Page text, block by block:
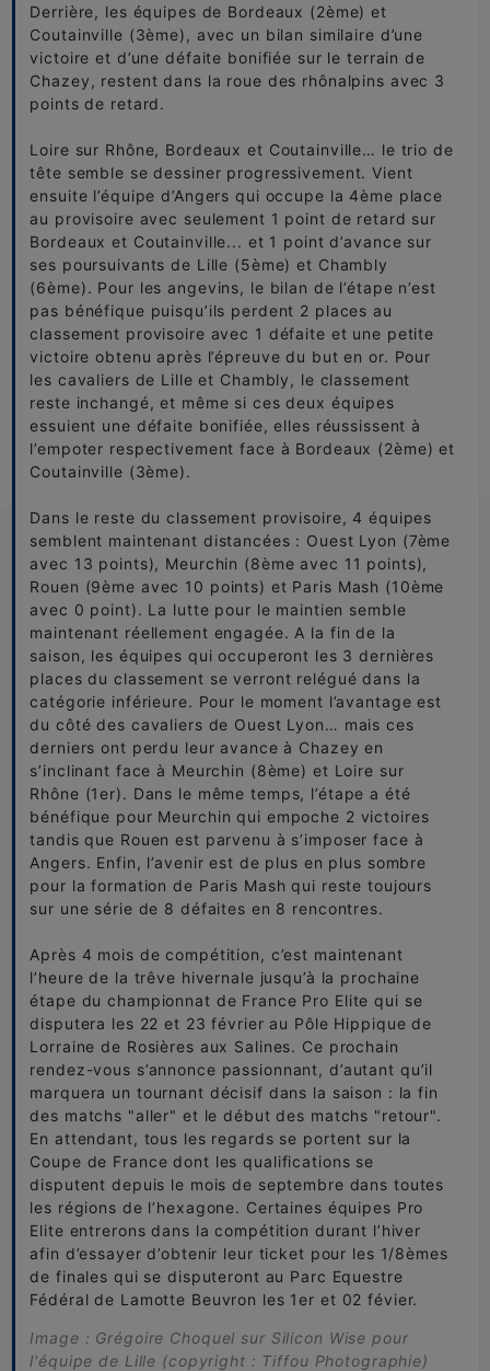
Derrière, les équipes de Bordeaux (2ème) et
Coutainville (3ème), avec un bilan similaire d’une
victoire et d’une défaite bonifiée sur le terrain de
Chazey, restent dans la roue des rhônalpins avec 3
points de retard.
Loire sur Rhône, Bordeaux et Coutainville… le trio de
tête semble se dessiner progressivement. Vient
ensuite l’équipe d’Angers qui occupe la 4ème place
au provisoire avec seulement 1 point de retard sur
Bordeaux et Coutainville... et 1 point d’avance sur
ses poursuivants de Lille (5ème) et Chambly
(6ème). Pour les angevins, le bilan de l’étape n’est
pas bénéfique puisqu’ils perdent 2 places au
classement provisoire avec 1 défaite et une petite
victoire obtenu après l’épreuve du but en or. Pour
les cavaliers de Lille et Chambly, le classement
reste inchangé, et même si ces deux équipes
essuient une défaite bonifiée, elles réussissent à
l’empoter respectivement face à Bordeaux (2ème) et
Coutainville (3ème).
Dans le reste du classement provisoire, 4 équipes
semblent maintenant distancées : Ouest Lyon (7ème
avec 13 points), Meurchin (8ème avec 11 points),
Rouen (9ème avec 10 points) et Paris Mash (10ème
avec 0 point). La lutte pour le maintien semble
maintenant réellement engagée. A la fin de la
saison, les équipes qui occuperont les 3 dernières
places du classement se verront relégué dans la
catégorie inférieure. Pour le moment l’avantage est
du côté des cavaliers de Ouest Lyon… mais ces
derniers ont perdu leur avance à Chazey en
s’inclinant face à Meurchin (8ème) et Loire sur
Rhône (1er). Dans le même temps, l’étape a été
bénéfique pour Meurchin qui empoche 2 victoires
tandis que Rouen est parvenu à s’imposer face à
Angers. Enfin, l’avenir est de plus en plus sombre
pour la formation de Paris Mash qui reste toujours
sur une série de 8 défaites en 8 rencontres.
Après 4 mois de compétition, c’est maintenant
l’heure de la trêve hivernale jusqu’à la prochaine
étape du championnat de France Pro Elite qui se
disputera les 22 et 23 février au Pôle Hippique de
Lorraine de Rosières aux Salines. Ce prochain
rendez-vous s’annonce passionnant, d’autant qu’il
marquera un tournant décisif dans la saison : la fin
des matchs "aller" et le début des matchs "retour".
En attendant, tous les regards se portent sur la
Coupe de France dont les qualifications se
disputent depuis le mois de septembre dans toutes
les régions de l’hexagone. Certaines équipes Pro
Elite entrerons dans la compétition durant l’hiver
afin d’essayer d’obtenir leur ticket pour les 1/8èmes
de finales qui se disputeront au Parc Equestre
Fédéral de Lamotte Beuvron les 1er et 02 févier.
Image : Grégoire Choquel sur Silicon Wise pour
l'équipe de Lille (copyright : Tiffou Photographie)